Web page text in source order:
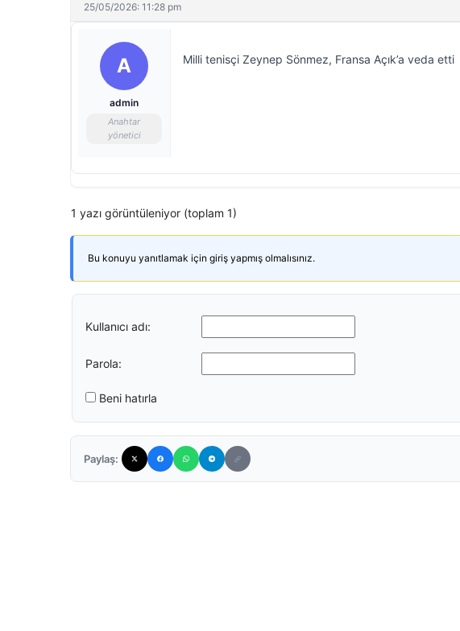
25/05/2026: 11:28 pm
A
admin
Anahtar
yönetici
Milli tenisçi Zeynep Sönmez, Fransa Açık’a veda etti
1 yazı görüntüleniyor (toplam 1)
Bu konuyu yanıtlamak için giriş yapmış olmalısınız.
Kullanıcı adı:
Parola:
Beni hatırla
Paylaş: